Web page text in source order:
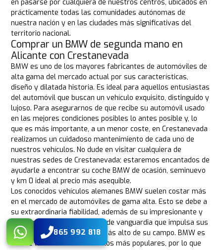
en pasarse por cualquiera de nuestros centros, ubicados en
prácticamente todas las comunidades autónomas de
nuestra nación y en las ciudades más significativas del
territorio nacional.
Comprar un BMW de segunda mano en
Alicante con Crestanevada
BMW es uno de los mayores fabricantes de automóviles de
alta gama del mercado actual por sus características,
diseño y dilatada historia. Es ideal para aquellos entusiastas
del automóvil que buscan un vehículo exquisito, distinguido y
lujoso. Para asegurarnos de que recibe su automóvil usado
en las mejores condiciones posibles lo antes posible y, lo
que es más importante, a un menor coste, en Crestanevada
realizamos un cuidadoso mantenimiento de cada uno de
nuestros vehículos. No dude en visitar cualquiera de
nuestras sedes de Crestanevada; estaremos encantados de
ayudarle a encontrar su coche BMW de ocasión, seminuevo
y km 0 ideal al precio más asequible.
Los conocidos vehículos alemanes BMW suelen costar más
en el mercado de automóviles de gama alta. Esto se debe a
su extraordinaria fiabilidad, además de su impresionante y
bello aspecto y la tecnología de vanguardia que impulsa sus
mecánicas, que están en lo más alto de su campo. BMW es
una de las marcas de vehículos más populares, por lo que
865 992 818